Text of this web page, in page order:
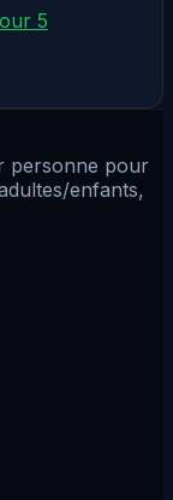
5
personne pour
enfants,